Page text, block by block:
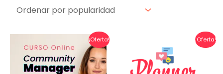
¡Oferta!
El
precio
original
era:
$99.000 Pesos Argentinos.
El
precio
actual
es:
$49.999 Pesos Argentinos.
¡Oferta!
El
El